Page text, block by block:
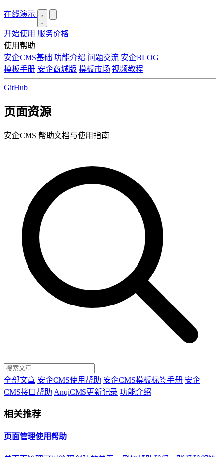
在线演示
开始使用 服务价格
使用帮助
安企CMS基础 功能介绍 问题交流 安企BLOG
模板手册 安企商城版 模板市场 视频教程
GitHub
页面资源
安企CMS 帮助文档与使用指南
全部文章 安企CMS使用帮助 安企CMS模板标签手册 安企
CMS接口帮助 AnqiCMS更新记录 功能介绍
相关推荐
页面管理使用帮助